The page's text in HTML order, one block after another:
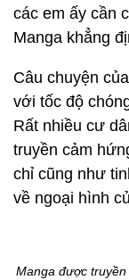
các em ấy cần
Manga khẳng
Câu chuyện
với tốc độ
Rất nhiều cư
truyền cảm
chỉ cũng như
về ngoại hình
Manga được